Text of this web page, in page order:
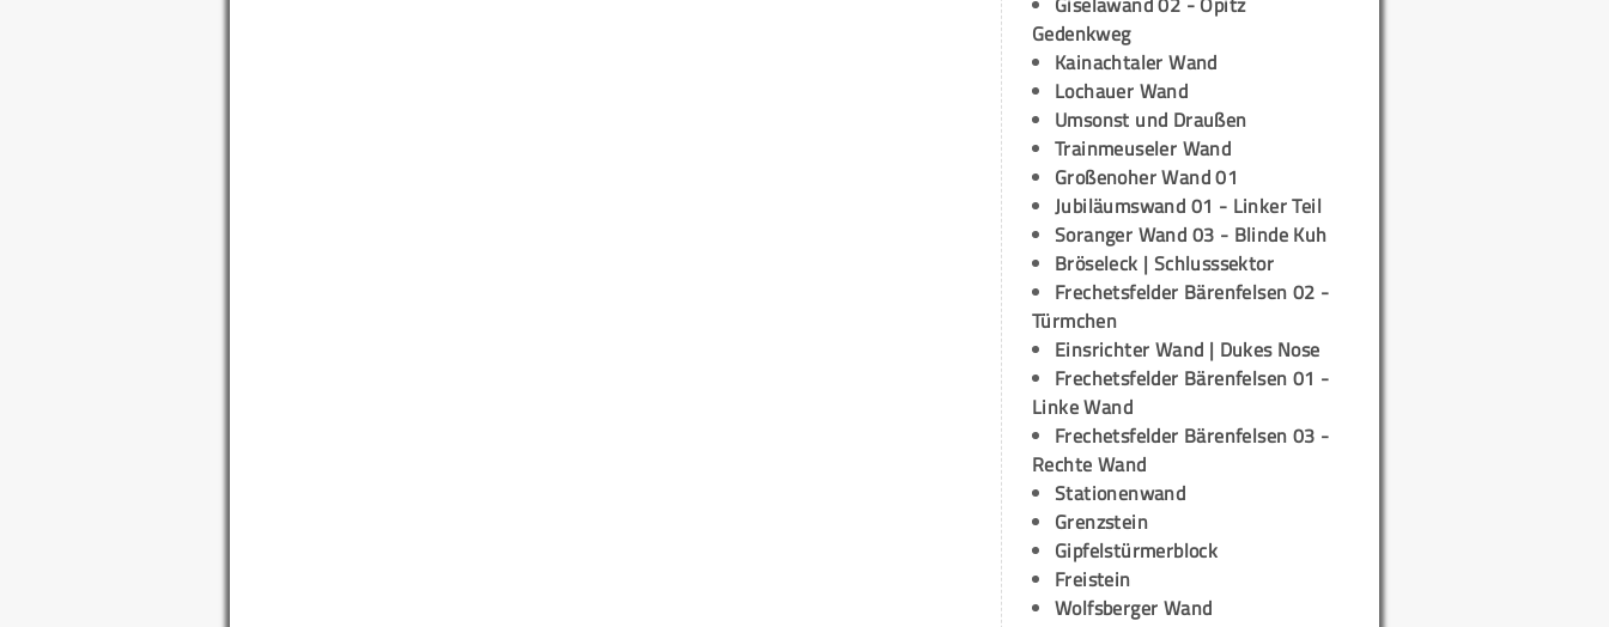
Gedenkweg
Kainachtaler Wand
Lochauer Wand
Umsonst und Draußen
Trainmeuseler Wand
Großenoher Wand 01
Jubiläumswand 01 - Linker Teil
Soranger Wand 03 - Blinde Kuh
Bröseleck | Schlusssektor
Frechetsfelder Bärenfelsen 02 -
Türmchen
Einsrichter Wand | Dukes Nose
Frechetsfelder Bärenfelsen 01 -
Linke Wand
Frechetsfelder Bärenfelsen 03 -
Rechte Wand
Stationenwand
Grenzstein
Gipfelstürmerblock
Freistein
Wolfsberger Wand